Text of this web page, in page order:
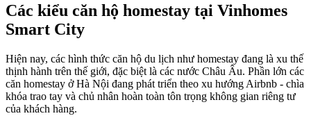
Các kiểu căn hộ homestay tại Vinhomes
Smart City
Hiện nay, các hình thức căn hộ du lịch như homestay đang là xu thế
thịnh hành trên thế giới, đặc biệt là các nước Châu Âu. Phần lớn các
căn homestay ở Hà Nội đang phát triển theo xu hướng Airbnb - chìa
khóa trao tay và chủ nhân hoàn toàn tôn trọng không gian riêng tư
của khách hàng.